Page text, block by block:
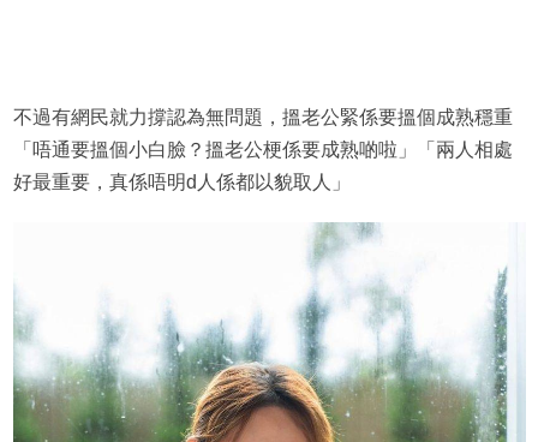
不過有網民就力撐認為無問題，搵老公緊係要搵個成熟穩重
「唔通要搵個小白臉？搵老公梗係要成熟啲啦」「兩人相處
好最重要，真係唔明d人係都以貌取人」